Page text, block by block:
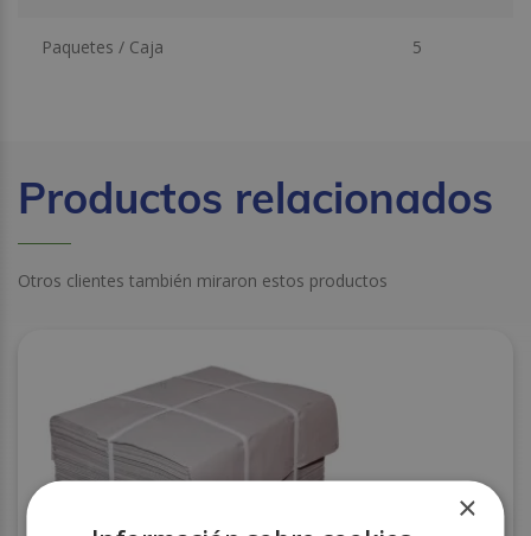
Paquetes / Caja 5
Productos relacionados
Otros clientes también miraron estos productos
×